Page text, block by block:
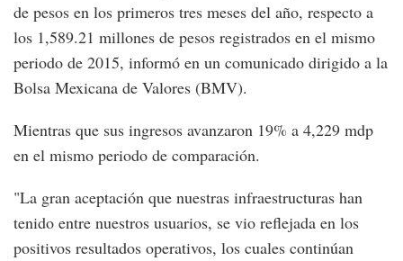
de pesos en los primeros tres meses del año, respecto a
los 1,589.21 millones de pesos registrados en el mismo
periodo de 2015, informó en un comunicado dirigido a la
Bolsa Mexicana de Valores (BMV).
Mientras que sus ingresos avanzaron 19% a 4,229 mdp
en el mismo periodo de comparación.
"La gran aceptación que nuestras infraestructuras han
tenido entre nuestros usuarios, se vio reflejada en los
positivos resultados operativos, los cuales continúan